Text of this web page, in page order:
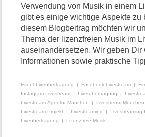
Verwendung von Musik in einem
gibt es einige wichtige Aspekte zu
diesem Blogbeitrag möchten wir
Thema der lizenzfreien Musik im
auseinandersetzen. Wir geben Dir
Informationen sowie praktische
Event-Liveübertragung Facebook Livestream
Instagram Livestream
Liverübertragung
Livestream Agentur München
Livestream München
Livestream Projekt
Livestreaming
Livestreaming
Liveübertragung
Lizenzfreie Musik